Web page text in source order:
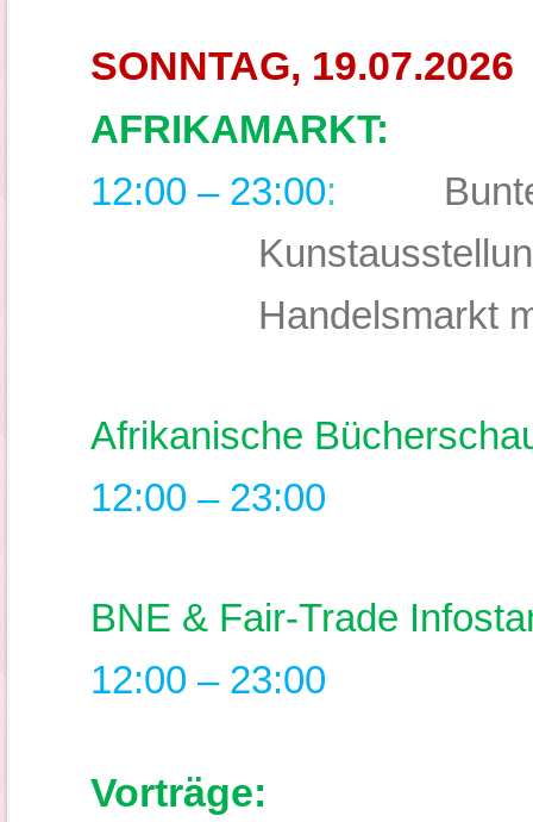
SONNTAG, 19.07.2026
AFRIKAMARKT:
12:00 – 23:00:
Handelsmarkt
Afrikanische
12:00 – 23:00
BNE & Fair-Trade
12:00 – 23:00
Vorträge: